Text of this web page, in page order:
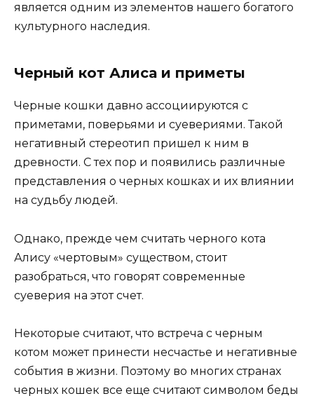
является одним из элементов нашего богатого
культурного наследия.
Черный кот Алиса и приметы
Черные кошки давно ассоциируются с
приметами, поверьями и суевериями. Такой
негативный стереотип пришел к ним в
древности. С тех пор и появились различные
представления о черных кошках и их влиянии
на судьбу людей.
Однако, прежде чем считать черного кота
Алису «чертовым» существом, стоит
разобраться, что говорят современные
суеверия на этот счет.
Некоторые считают, что встреча с черным
котом может принести несчастье и негативные
события в жизни. Поэтому во многих странах
черных кошек все еще считают символом беды